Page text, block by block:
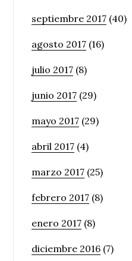
septiembre 2017 (40)
agosto 2017 (16)
julio 2017 (8)
junio 2017 (29)
mayo 2017 (29)
abril 2017 (4)
marzo 2017 (25)
febrero 2017 (8)
enero 2017 (8)
diciembre 2016 (7)